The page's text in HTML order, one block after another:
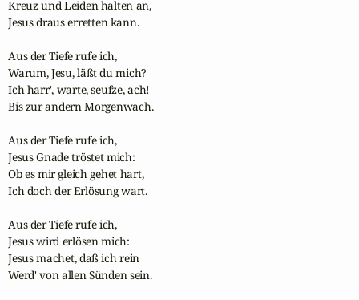
Kreuz und Leiden halten an,
Jesus draus erretten kann.
Aus der Tiefe rufe ich,
Warum, Jesu, läßt du mich?
Ich harr', warte, seufze, ach!
Bis zur andern Morgenwach.
Aus der Tiefe rufe ich,
Jesus Gnade tröstet mich:
Ob es mir gleich gehet hart,
Ich doch der Erlösung wart.
Aus der Tiefe rufe ich,
Jesus wird erlösen mich:
Jesus machet, daß ich rein
Werd' von allen Sünden sein.